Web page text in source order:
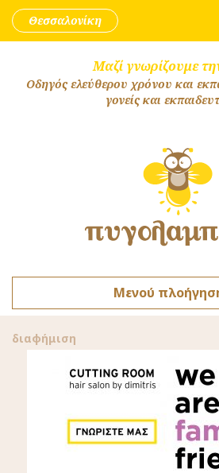
Skip to content
Θεσσαλονίκη
Μαζί γνωρίζουμε
Οδηγός ελεύθερου χρόνου και
γονείς και
Μενού
διαφήμιση